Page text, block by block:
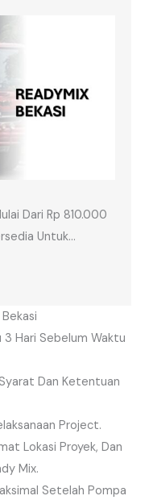
Dari Rp 810.000
Untuk…
3 Hari Sebelum Waktu
Dan Ketentuan
Project.
Lokasi Proyek, Dan
Mix.
Setelah Pompa